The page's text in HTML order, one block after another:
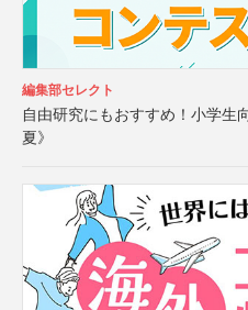
編集部セレクト
自由研究にもおすすめ！小学生
夏》